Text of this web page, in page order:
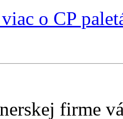
o CP
firme